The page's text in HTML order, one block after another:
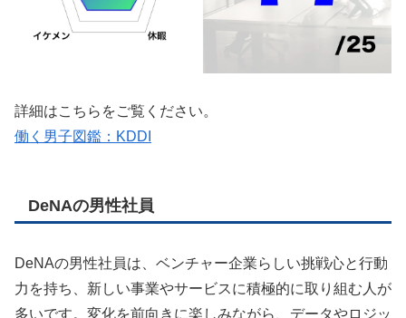
詳細はこちらをご覧ください。
働く男子図鑑：KDDI
DeNAの男性社員
DeNAの男性社員は、ベンチャー企業らしい挑戦心と行動
力を持ち、新しい事業やサービスに積極的に取り組む人が
多いです。変化を前向きに楽しみながら、データやロジッ